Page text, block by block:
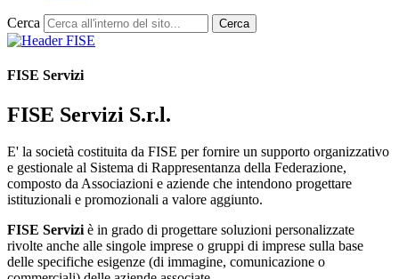
Cerca Cerca
FISE Servizi
FISE Servizi S.r.l.
E' la società costituita da FISE per fornire un supporto organizzativo
e gestionale al Sistema di Rappresentanza della Federazione,
composto da Associazioni e aziende che intendono progettare
istituzionali e promozionali a valore aggiunto.
FISE Serviziè in grado di progettare soluzioni personalizzate
rivolte anche alle singole imprese o gruppi di imprese sulla base
delle specifiche esigenze (di immagine, comunicazione o